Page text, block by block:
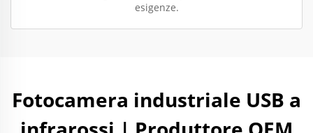
esigenze.
Fotocamera industriale USB a